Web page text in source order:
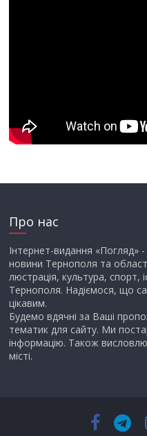
Про нас
Інтернет-видання «Погляд» -
новини Тернополя та
люстрація, культура, спорт,
Тернополя. Надіємося, що
цікавим.
Будемо вдячні за Ваші
тематик для сайту. Ми
інформацію. Також
місті.